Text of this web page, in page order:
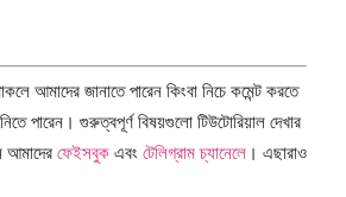
আমাদের জানাতে পারেন কিংবা নিচে কমেন্ট করতে
পারেন। গুরুত্বপূর্ণ বিষয়গুলো টিউটোরিয়াল দেখার
আমাদের ফেইসবুক এবং টেলিগ্রাম চ্যানেলে । এছারাও